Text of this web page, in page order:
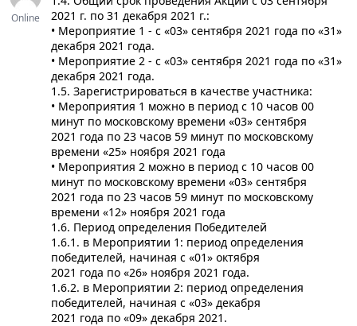
Online
2021 г. по 31 декабря 2021 г.:
• Мероприятие 1 - с «03» сентября 2021 года по «31»
декабря 2021 года.
• Мероприятие 2 - с «03» сентября 2021 года по «31»
декабря 2021 года.
1.5. Зарегистрироваться в качестве участника:
• Мероприятия 1 можно в период с 10 часов 00
минут по московскому времени «03» сентября
2021 года по 23 часов 59 минут по московскому
времени «25» ноября 2021 года
• Мероприятия 2 можно в период с 10 часов 00
минут по московскому времени «03» сентября
2021 года по 23 часов 59 минут по московскому
времени «12» ноября 2021 года
1.6. Период определения Победителей
1.6.1. в Мероприятии 1: период определения
победителей, начиная с «01» октября
2021 года по «26» ноября 2021 года.
1.6.2. в Мероприятии 2: период определения
победителей, начиная с «03» декабря
2021 года по «09» декабря 2021.